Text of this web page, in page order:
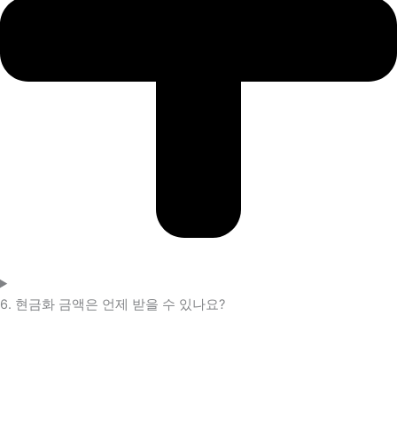
6. 현금화 금액은 언제 받을 수 있나요?